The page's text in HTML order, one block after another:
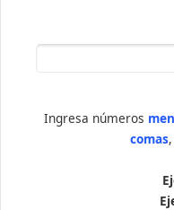
Ingresa números
comas